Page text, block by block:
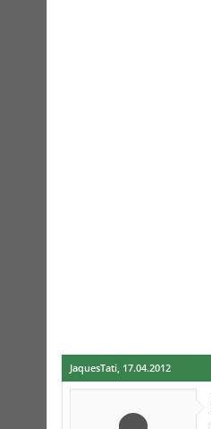
JaquesTati, 17.04.2012